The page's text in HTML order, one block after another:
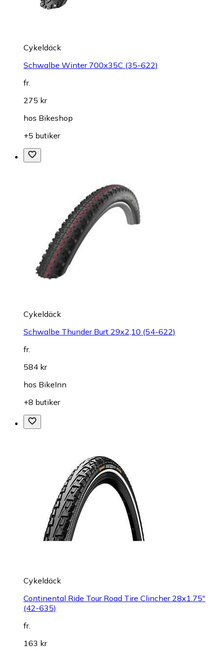
Cykeldäck
Schwalbe Winter 700x35C (35-622)
fr.
275 kr
hos Bikeshop
+5 butiker
Cykeldäck
Schwalbe Thunder Burt 29x2,10 (54-622)
fr.
584 kr
hos BikeInn
+8 butiker
Cykeldäck
Continental Ride Tour Road Tire Clincher 28x1.75"
(42-635)
fr.
163 kr